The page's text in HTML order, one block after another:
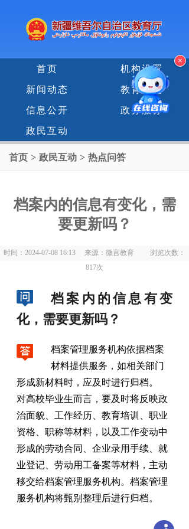
首页 机构设置
新闻动态 教育专题
信息公开 政务服务
政民互动
首页 > 政民互动 > 热点问答
档案内的信息有变化， 需
要更新吗？
时间：2024-07-08 16:13 来源：微言教育 浏览次数：
817次
档案内的信息有变
化， 需要更新吗？
档案管理服务机构依据档案
材料提供服务 ， 如相关部门
形成新材料时，应及时进行归档。
对高校毕业生而言 ， 要及时将反映政
治面貌、工作经历、教育培训、职业
资格、职称等材料，以及工作变动中
形成的劳动合同、企业录用手续、就
业登记、劳动用工备案等材料 ， 主动
移交给档案管理服务机构。档案管理
服务机构将甄别整理后进行归档。
×